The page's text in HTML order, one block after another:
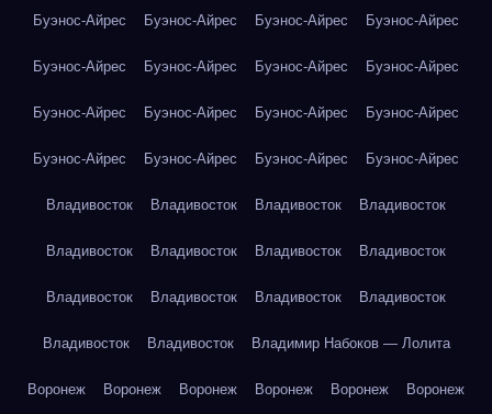
Буэнос-Айрес Буэнос-Айрес Буэнос-Айрес Буэнос-Айрес
Буэнос-Айрес Буэнос-Айрес Буэнос-Айрес Буэнос-Айрес
Буэнос-Айрес Буэнос-Айрес Буэнос-Айрес Буэнос-Айрес
Буэнос-Айрес Буэнос-Айрес Буэнос-Айрес Буэнос-Айрес
Владивосток Владивосток Владивосток Владивосток
Владивосток Владивосток Владивосток Владивосток
Владивосток Владивосток Владивосток Владивосток
Владивосток Владивосток Владимир Набоков — Лолита
Воронеж Воронеж Воронеж Воронеж Воронеж Воронеж